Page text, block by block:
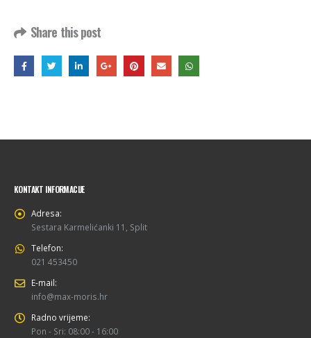
Share this post
KONTAKT INFORMACIJE
Adresa:
Sestara Karmelićanki 11, Split
Telefon:
021 453450
E-mail:
info@max-moris.hr
Radno vrijeme:
Pon - Sri: 08:00 - 16:00